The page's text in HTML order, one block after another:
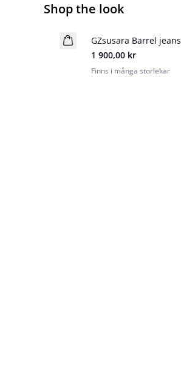
Shop the look
Nyhet
GZsusara Barrel jeans
1 900,00 kr
Finns i många storlekar